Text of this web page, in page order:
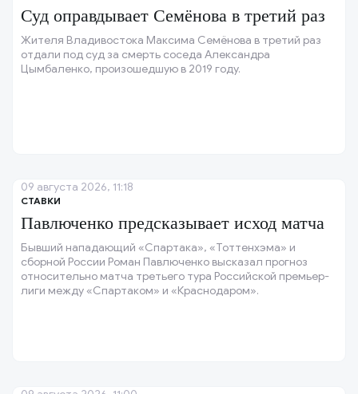
Суд оправдывает Семёнова в третий раз
Жителя Владивостока Максима Семёнова в третий раз
отдали под суд за смерть соседа Александра
Цымбаленко, произошедшую в 2019 году.
СТАВКИ
Павлюченко предсказывает исход матча
Бывший нападающий «Спартака», «Тоттенхэма» и
сборной России Роман Павлюченко высказал прогноз
относительно матча третьего тура Российской премьер-
лиги между «Спартаком» и «Краснодаром».
09 августа 2026, 11:18